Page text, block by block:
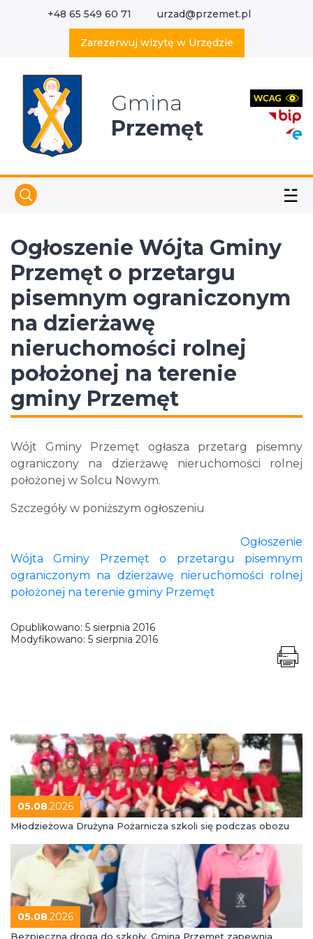
+48 65 549 60 71 urzad@przemet.pl
Zarezerwuj wizytę w Urzędzie
Gmina
Przemęt
☱
Ogłoszenie Wójta Gminy
Przemęt o przetargu
pisemnym ograniczonym
na dzierżawę
nieruchomości rolnej
położonej na terenie
gminy Przemęt
Wójt Gminy Przemęt ogłasza przetarg pisemny
ograniczony na dzierżawę nieruchomości rolnej
położonej w Solcu Nowym.
Szczegóły w poniższym ogłoszeniu
Ogłoszenie
Wójta Gminy Przemęt o przetargu pisemnym
ograniczonym na dzierżawę nieruchomości rolnej
położonej na terenie gminy Przemęt
Opublikowano: 5 sierpnia 2016
Modyfikowano: 5 sierpnia 2016
05.08.2026
Młodzieżowa Drużyna Pożarnicza szkoli się podczas obozu
05.08.2026
Bezpieczna droga do szkoły. Gmina Przemęt zapewnia
Wyszukaj w serwisie